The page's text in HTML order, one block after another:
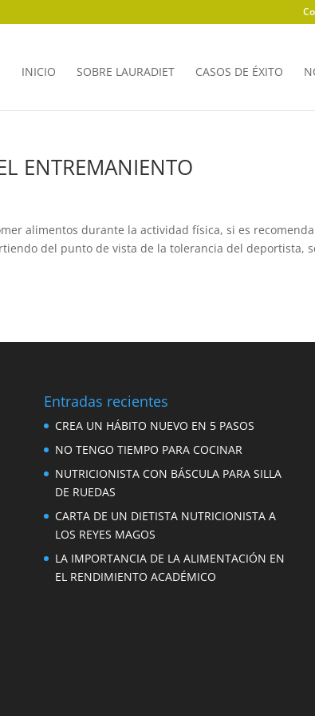
INICIO SOBRE LAURADIET CASOS DE ÉXITO
ENTREMANIENTO
alimentos durante la actividad física, si es
del punto de vista de la tolerancia del deportista,
Entradas recientes
CREA UN HÁBITO NUEVO EN 5 PASOS
NO TENGO TIEMPO PARA COCINAR
NUTRICIONISTA CON BÁSCULA PARA SILLA
DE RUEDAS
CARTA DE UN DIETISTA NUTRICIONISTA A
LOS REYES MAGOS
LA IMPORTANCIA DE LA ALIMENTACIÓN EN
EL RENDIMIENTO ACADÉMICO